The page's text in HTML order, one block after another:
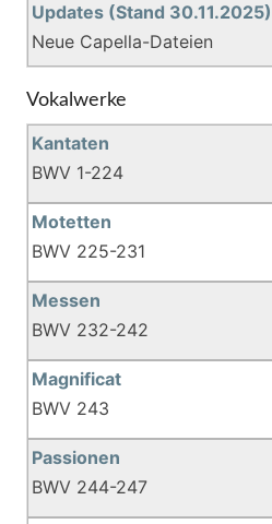
Updates (Stand 30.11.2025)
Neue Capella-Dateien
Vokalwerke
Kantaten
BWV 1-224
Motetten
BWV 225-231
Messen
BWV 232-242
Magnificat
BWV 243
Passionen
BWV 244-247